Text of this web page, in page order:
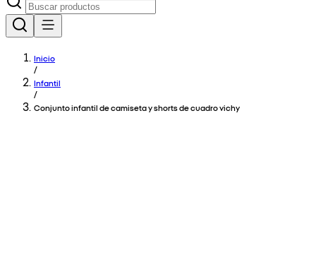
Inicio
/
Infantil
/
Conjunto infantil de camiseta y shorts de cuadro vichy